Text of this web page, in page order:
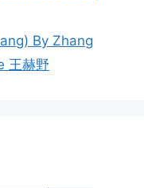
By Zhang
王赫野